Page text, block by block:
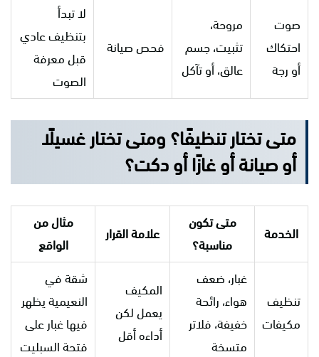
صوت
احتكاك
أو رجة
مروحة،
تثبيت، جسم
عالق، أو تآكل
فحص صيانة
لا تبدأ
بتنظيف عادي
قبل معرفة
الصوت
متى تختار تنظيفًا؟ ومتى تختار غسيلًا
أو صيانة أو غازًا أو دكت؟
الخدمة
متى تكون
مناسبة؟
علامة القرار
مثال من
الواقع
تنظيف
مكيفات
غبار، ضعف
هواء، رائحة
خفيفة، فلاتر
متسخة
المكيف
يعمل لكن
أداءه أقل
شقة في
النعيمية يظهر
فيها غبار على
فتحة السبليت